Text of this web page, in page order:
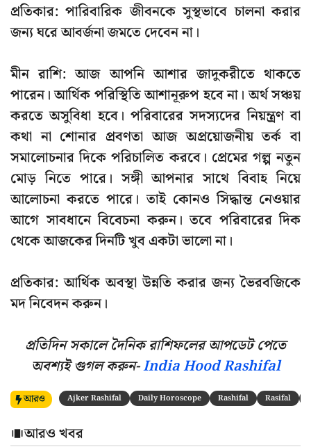
প্রতিকার: পারিবারিক জীবনকে সুস্থভাবে চালনা করার
জন্য ঘরে আবর্জনা জমতে দেবেন না।
মীন রাশি: আজ আপনি আশার জাদুকরীতে থাকতে
পারেন। আর্থিক পরিস্থিতি আশানূরুপ হবে না। অর্থ সঞ্চয়
করতে অসুবিধা হবে। পরিবারের সদস্যদের নিয়ন্ত্রণ বা
কথা না শোনার প্রবণতা আজ অপ্রয়োজনীয় তর্ক বা
সমালোচনার দিকে পরিচালিত করবে। প্রেমের গল্প নতুন
মোড় নিতে পারে। সঙ্গী আপনার সাথে বিবাহ নিয়ে
আলোচনা করতে পারে। তাই কোনও সিদ্ধান্ত নেওয়ার
আগে সাবধানে বিবেচনা করুন। তবে পরিবারের দিক
থেকে আজকের দিনটি খুব একটা ভালো না।
প্রতিকার: আর্থিক অবস্থা উন্নতি করার জন্য ভৈরবজিকে
মদ নিবেদন করুন।
প্রতিদিন সকালে দৈনিক রাশিফলের আপডেট পেতে
অবশ্যই গুগল করুন-India Hood Rashifal
আরও Ajker Rashifal Daily Horoscope Rashifal Rasifal
আরও খবর